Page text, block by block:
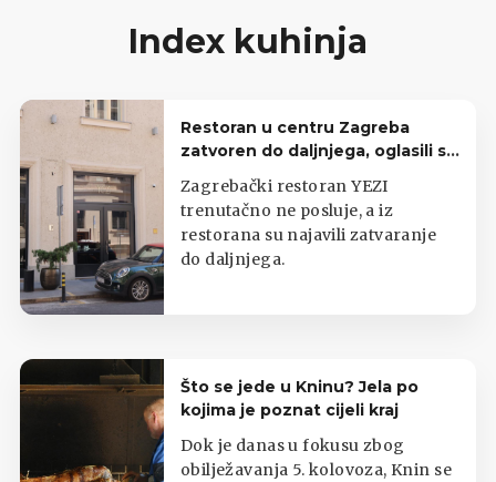
Index kuhinja
Restoran u centru Zagreba
zatvoren do daljnjega, oglasili se
iz lokala
Zagrebački restoran YEZI
trenutačno ne posluje, a iz
restorana su najavili zatvaranje
do daljnjega.
Što se jede u Kninu? Jela po
kojima je poznat cijeli kraj
Dok je danas u fokusu zbog
obilježavanja 5. kolovoza, Knin se